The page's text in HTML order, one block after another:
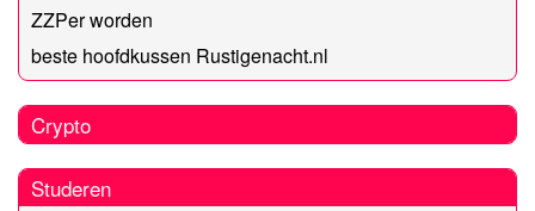
ZZPer worden
beste hoofdkussen Rustigenacht.nl
Crypto
Studeren